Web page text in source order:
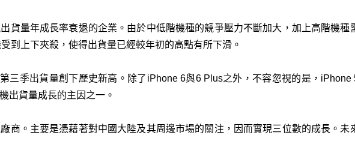
貨量年成長率衰退的企業。由於中低階機種的競爭壓力不斷加大，加上高階機種
到上下夾殺，使得出貨量已經較年初的高點有所下滑。
三季出貨量創下歷史新高。除了iPhone 6與6 Plus之外，不容忽視的是，iPhone
出貨量成長的主因之一。
商。主要是憑藉著對中國大陸及其周邊市場的關注，因而實現三位數的成長。未